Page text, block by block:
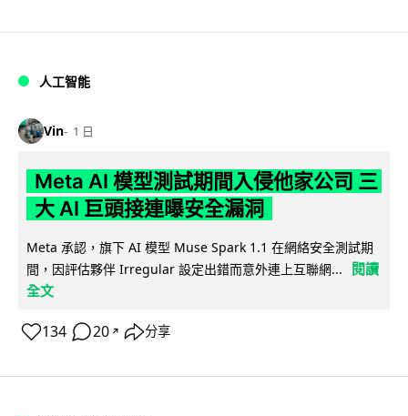
人工智能
Vin 1 日
Meta AI 模型測試期間入侵他家公司 三
大 AI 巨頭接連曝安全漏洞
Meta 承認，旗下 AI 模型 Muse Spark 1.1 在網絡安全測試期
間，因評估夥伴 Irregular 設定出錯而意外連上互聯網...
閱讀
全文
134 20 ↗ 分享